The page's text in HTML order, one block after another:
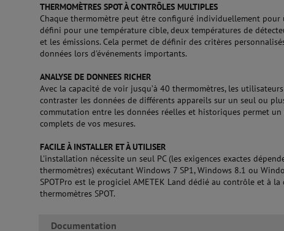
THERMOMÈTRES SPOT À CONTRÔLES MULTIPLES
Chaque thermomètre peut être configuré individuellement
défini pour une température cible, deux températures de
et les émissions. Cela permet de définir des critères
données lors d'événements importants.
ANALYSE DE DONNEES RICHER
Avec la capacité de voir jusqu’à 40 thermomètres, les
contraster les données de différents appareils sur un seul ou
commutation entre les données réelles et historiques permet un
complets de vos mesures.
FACILE À INSTALLER ET À UTILISER
L'installation nécessite un seul PC (les exigences exactes
thermomètres) exécutant Windows 7 SP1, Windows 8.1 ou
SPOTPro est le progiciel AMETEK Land dédié au contrôle et à
thermomètres SPOT.
Documentation